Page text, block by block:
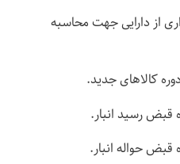
از دارایی جهت محاسبه